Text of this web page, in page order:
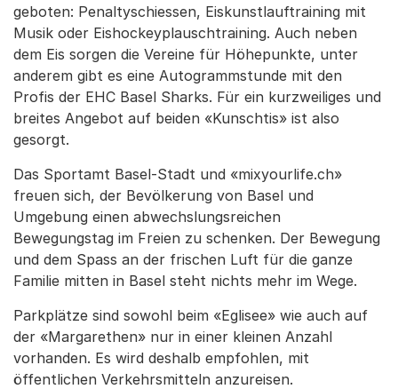
geboten: Penaltyschiessen, Eiskunstlauftraining mit
Musik oder Eishockeyplauschtraining. Auch neben
dem Eis sorgen die Vereine für Höhepunkte, unter
anderem gibt es eine Autogrammstunde mit den
Profis der EHC Basel Sharks. Für ein kurzweiliges und
breites Angebot auf beiden «Kunschtis» ist also
gesorgt.
Das Sportamt Basel-Stadt und «mixyourlife.ch»
freuen sich, der Bevölkerung von Basel und
Umgebung einen abwechslungsreichen
Bewegungstag im Freien zu schenken. Der Bewegung
und dem Spass an der frischen Luft für die ganze
Familie mitten in Basel steht nichts mehr im Wege.
Parkplätze sind sowohl beim «Eglisee» wie auch auf
der «Margarethen» nur in einer kleinen Anzahl
vorhanden. Es wird deshalb empfohlen, mit
öffentlichen Verkehrsmitteln anzureisen.